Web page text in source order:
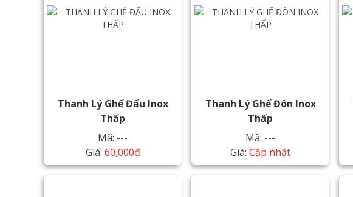
Thanh Lý Ghế Đẩu Inox
Thấp
Mã: ---
Giá: 60,000đ
Thanh Lý Ghế Đôn Inox
Thấp
Mã: ---
Giá:Cập nhật